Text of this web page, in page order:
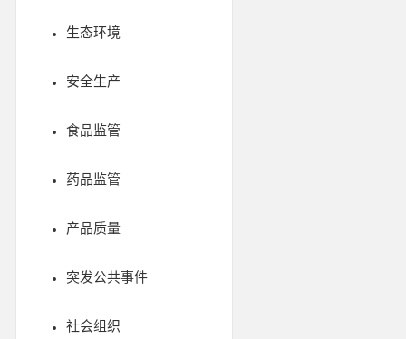
生态环境
安全生产
食品监管
药品监管
产品质量
突发公共事件
社会组织